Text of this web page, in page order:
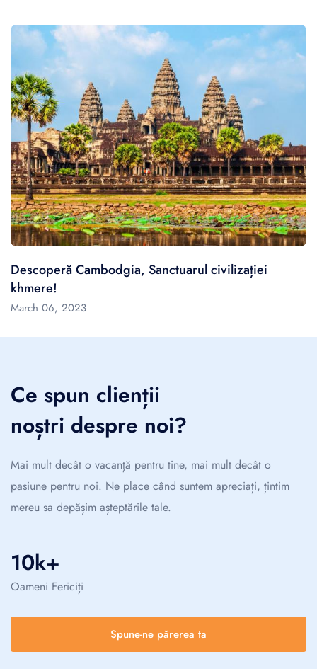
Descoperă Cambodgia, Sanctuarul civilizației
khmere!
March 06, 2023
Ce spun clienții
noștri despre noi?
Mai mult decât o vacanță pentru tine, mai mult decât o
pasiune pentru noi. Ne place când suntem apreciați, țintim
mereu sa depășim așteptările tale.
10k+
Oameni Fericiți
Spune-ne părerea ta